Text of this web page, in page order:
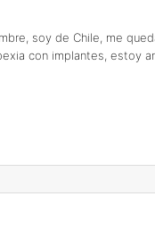
soy de Chile, me
con implantes, estoy